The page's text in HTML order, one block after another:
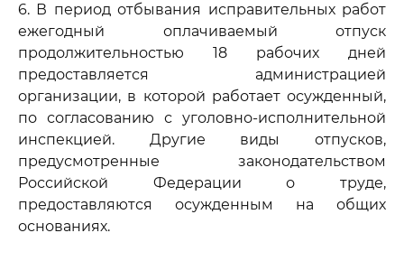
6. В период отбывания исправительных работ
ежегодный оплачиваемый отпуск
продолжительностью 18 рабочих дней
предоставляется администрацией
организации, в которой работает осужденный,
по согласованию с уголовно-исполнительной
инспекцией. Другие виды отпусков,
предусмотренные законодательством
Российской Федерации о труде,
предоставляются осужденным на общих
основаниях.